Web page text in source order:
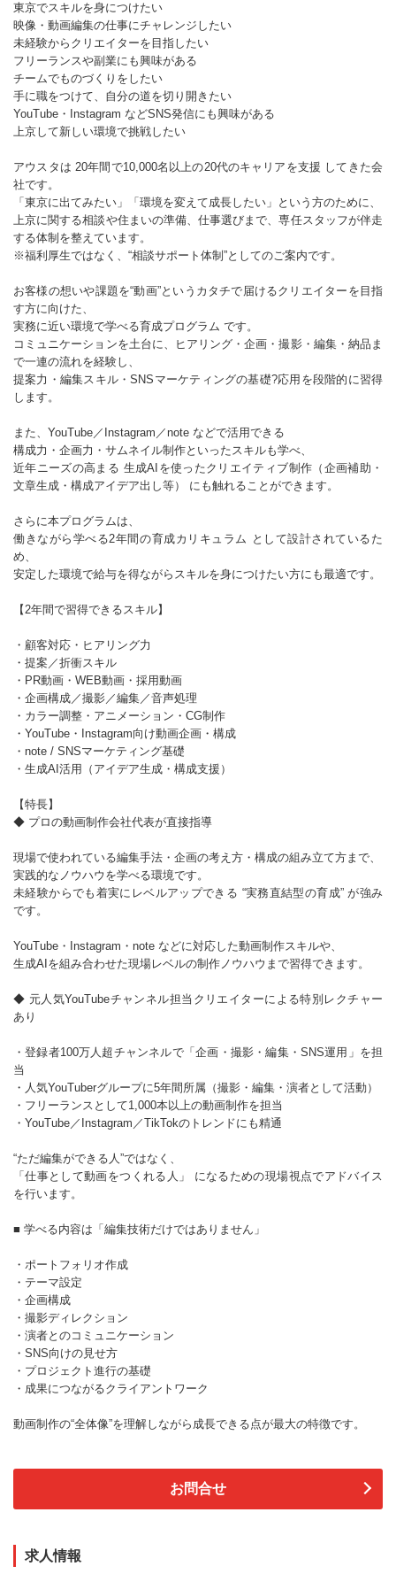
東京でスキルを身につけたい
映像・動画編集の仕事にチャレンジしたい
未経験からクリエイターを目指したい
フリーランスや副業にも興味がある
チームでものづくりをしたい
手に職をつけて、自分の道を切り開きたい
YouTube・Instagram などSNS発信にも興味がある
上京して新しい環境で挑戦したい
アウスタは 20年間で10,000名以上の20代のキャリアを支援 してきた会
社です。
「東京に出てみたい」「環境を変えて成長したい」という方のために、
上京に関する相談や住まいの準備、仕事選びまで、専任スタッフが伴走
する体制を整えています。
※福利厚生ではなく、“相談サポート体制”としてのご案内です。
お客様の想いや課題を“動画”というカタチで届けるクリエイターを目指
す方に向けた、
実務に近い環境で学べる育成プログラム です。
コミュニケーションを土台に、ヒアリング・企画・撮影・編集・納品ま
で一連の流れを経験し、
提案力・編集スキル・SNSマーケティングの基礎?応用を段階的に習得
します。
また、YouTube／Instagram／note などで活用できる
構成力・企画力・サムネイル制作といったスキルも学べ、
近年ニーズの高まる 生成AIを使ったクリエイティブ制作（企画補助・
文章生成・構成アイデア出し等） にも触れることができます。
さらに本プログラムは、
働きながら学べる2年間の育成カリキュラム として設計されているた
め、
安定した環境で給与を得ながらスキルを身につけたい方にも最適です。
【2年間で習得できるスキル】
・顧客対応・ヒアリング力
・提案／折衝スキル
・PR動画・WEB動画・採用動画
・企画構成／撮影／編集／音声処理
・カラー調整・アニメーション・CG制作
・YouTube・Instagram向け動画企画・構成
・note / SNSマーケティング基礎
・生成AI活用（アイデア生成・構成支援）
【特長】
◆ プロの動画制作会社代表が直接指導
現場で使われている編集手法・企画の考え方・構成の組み立て方まで、
実践的なノウハウを学べる環境です。
未経験からでも着実にレベルアップできる “実務直結型の育成” が強み
です。
YouTube・Instagram・note などに対応した動画制作スキルや、
生成AIを組み合わせた現場レベルの制作ノウハウまで習得できます。
◆ 元人気YouTubeチャンネル担当クリエイターによる特別レクチャー
あり
・登録者100万人超チャンネルで「企画・撮影・編集・SNS運用」を担
当
・人気YouTuberグループに5年間所属（撮影・編集・演者として活動）
・フリーランスとして1,000本以上の動画制作を担当
・YouTube／Instagram／TikTokのトレンドにも精通
“ただ編集ができる人”ではなく、
「仕事として動画をつくれる人」 になるための現場視点でアドバイス
を行います。
■ 学べる内容は「編集技術だけではありません」
・ポートフォリオ作成
・テーマ設定
・企画構成
・撮影ディレクション
・演者とのコミュニケーション
・SNS向けの見せ方
・プロジェクト進行の基礎
・成果につながるクライアントワーク
動画制作の“全体像”を理解しながら成長できる点が最大の特徴です。
お問合せ
求人情報